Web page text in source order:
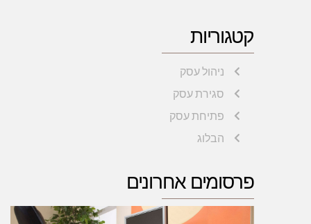
קטגוריות
ניהול עסק
סגירת עסק
פתיחת עסק
הבלוג
פרסומים אחרונים